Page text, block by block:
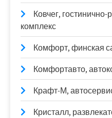
Ковчег,
комплекс
Комфорт, финская
Комфортавто,
Крафт-М,
Кристалл,